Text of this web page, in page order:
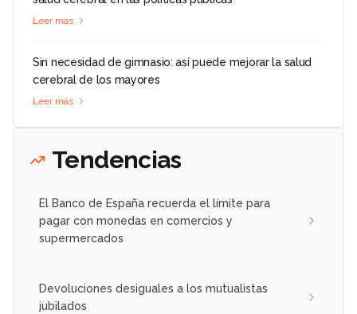
Leer más
Sin necesidad de gimnasio: así puede mejorar la salud
cerebral de los mayores
Leer más
Tendencias
El Banco de España recuerda el límite para
pagar con monedas en comercios y
supermercados
Devoluciones desiguales a los mutualistas
jubilados